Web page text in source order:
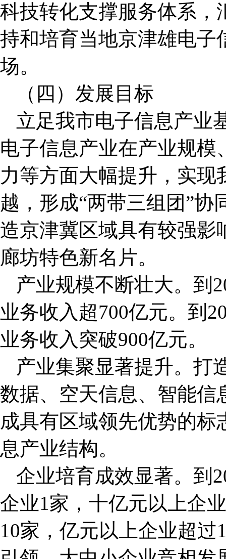
科技转化支撑服务体系，
持和培育当地京津雄电子
场。
（四）发展目标
立足我市电子信息产业
电子信息产业在产业规
力等方面大幅提升，实
越，形成“两带三组团”
造京津冀区域具有较强影
廊坊特色新名片。
产业规模不断壮大。到
业务收入超700亿元。到
业务收入突破900亿元。
产业集聚显著提升。打
数据、空天信息、智能信
成具有区域领先优势的
息产业结构。
企业培育成效显著。到
企业1家，十亿元以上企
10家，亿元以上企业超过